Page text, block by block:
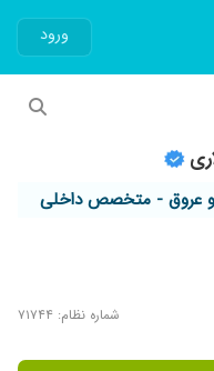
ورود
- متخصص داخلی
شماره نظام: ۷۱۷۴۴